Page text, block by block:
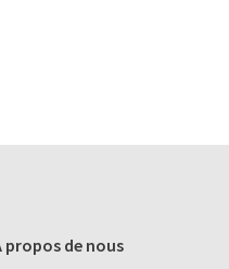
propos de nous